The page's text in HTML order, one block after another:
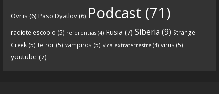
Tras una exhaustiva investigación en los orígenes
y desarrollo de Qanon, la madre de todas las
more
Ovnis (6) Paso Dyatlov (6) Podcast (71)
radiotelescopio (5) referencias (4) Rusia (7) Siberia (9) Strange
Creek (5) terror (5) vampiros (5) vida extraterrestre (4) virus (5)
youtube (7)